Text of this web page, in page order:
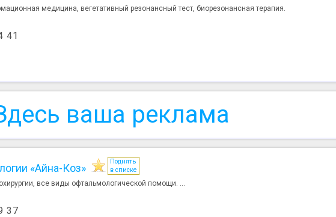
медицина, вегетативный резонансный тест, биорезонансная терапия.
41
ваша реклама
«Айна-Коз»
Поднять
в списке
все виды офтальмологической помощи. ...
37